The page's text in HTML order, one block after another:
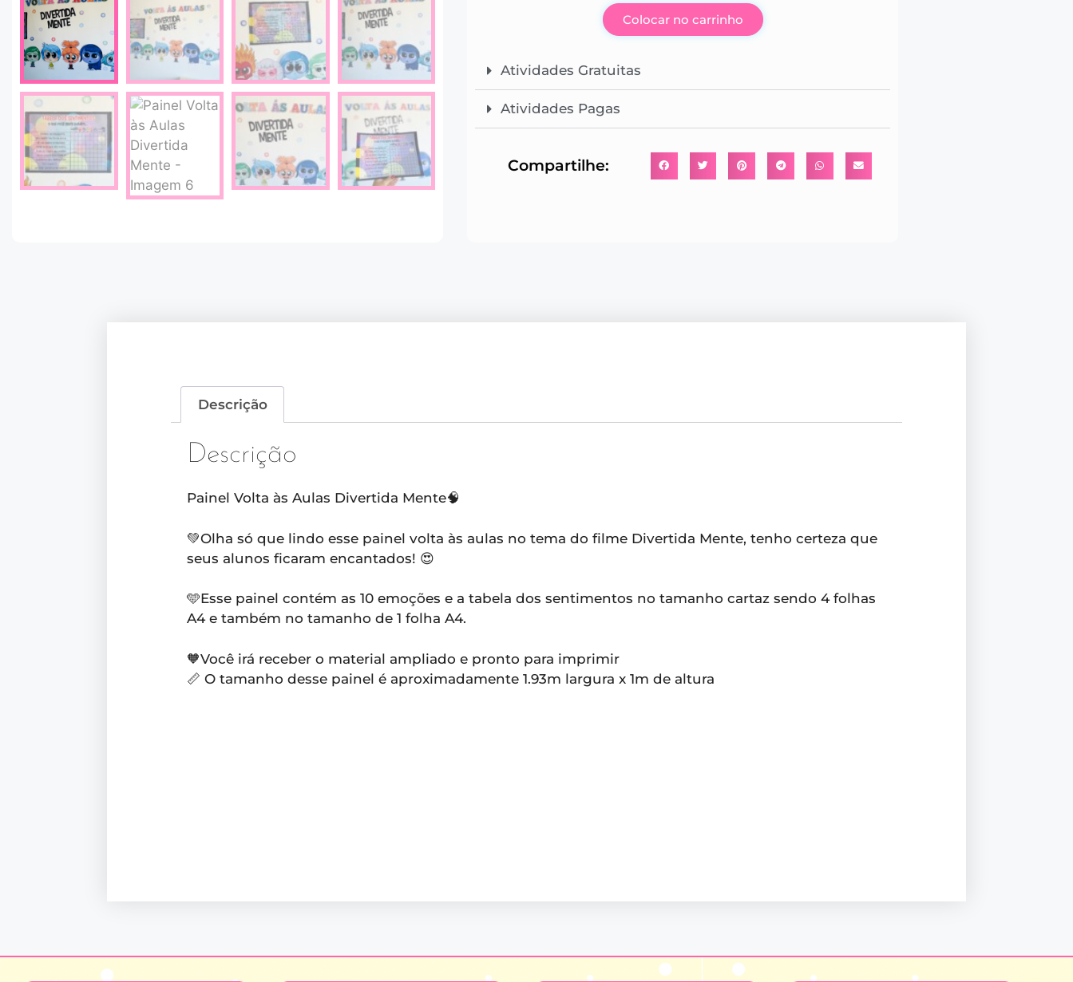
Colocar no carrinho
Atividades Gratuitas
Atividades Pagas
Compartilhe:
Descrição
Descrição
Painel Volta às Aulas Divertida Mente🧠
💚Olha só que lindo esse painel volta às aulas no tema do filme Divertida Mente, tenho certeza que
seus alunos ficaram encantados! 😍
🩵Esse painel contém as 10 emoções e a tabela dos sentimentos no tamanho cartaz sendo 4 folhas
A4 e também no tamanho de 1 folha A4.
🧡Você irá receber o material ampliado e pronto para imprimir
📏 O tamanho desse painel é aproximadamente 1.93m largura x 1m de altura